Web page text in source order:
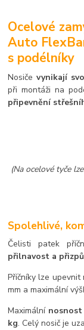
Ocelové
Auto
s podélníky
Nosičevynikají
při montáži na
připevnění
(Na ocelové tyče
Spolehlivé,
Čelisti patek
přilnavost a
Příčníky lze upevnit
mm a maximální
Maximální nosnost
kg. Celý nosič je